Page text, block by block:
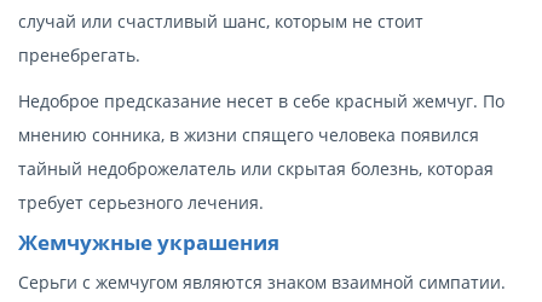
случай или счастливый шанс, которым не стоит
пренебрегать.
Недоброе предсказание несет в себе красный жемчуг. По
мнению сонника, в жизни спящего человека появился
тайный недоброжелатель или скрытая болезнь, которая
требует серьезного лечения.
Жемчужные украшения
Серьги с жемчугом являются знаком взаимной симпатии.